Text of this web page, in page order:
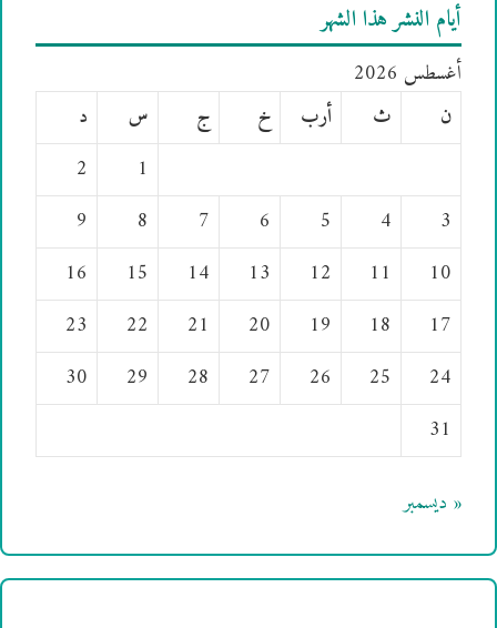
أيام النشر هذا الشهر
أغسطس 2026
ن
ث أرب خ ج س
د
1
2
3
4
5
6
7
8
9
10
11
12
13
14
15
16
17
18
19
20
21
22
23
24
25
26
27
28
29
30
31
« ديسمبر